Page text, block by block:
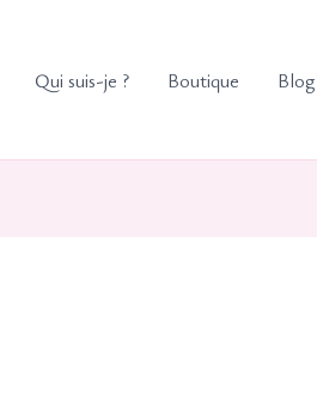
Qui suis-je ? Boutique Blog